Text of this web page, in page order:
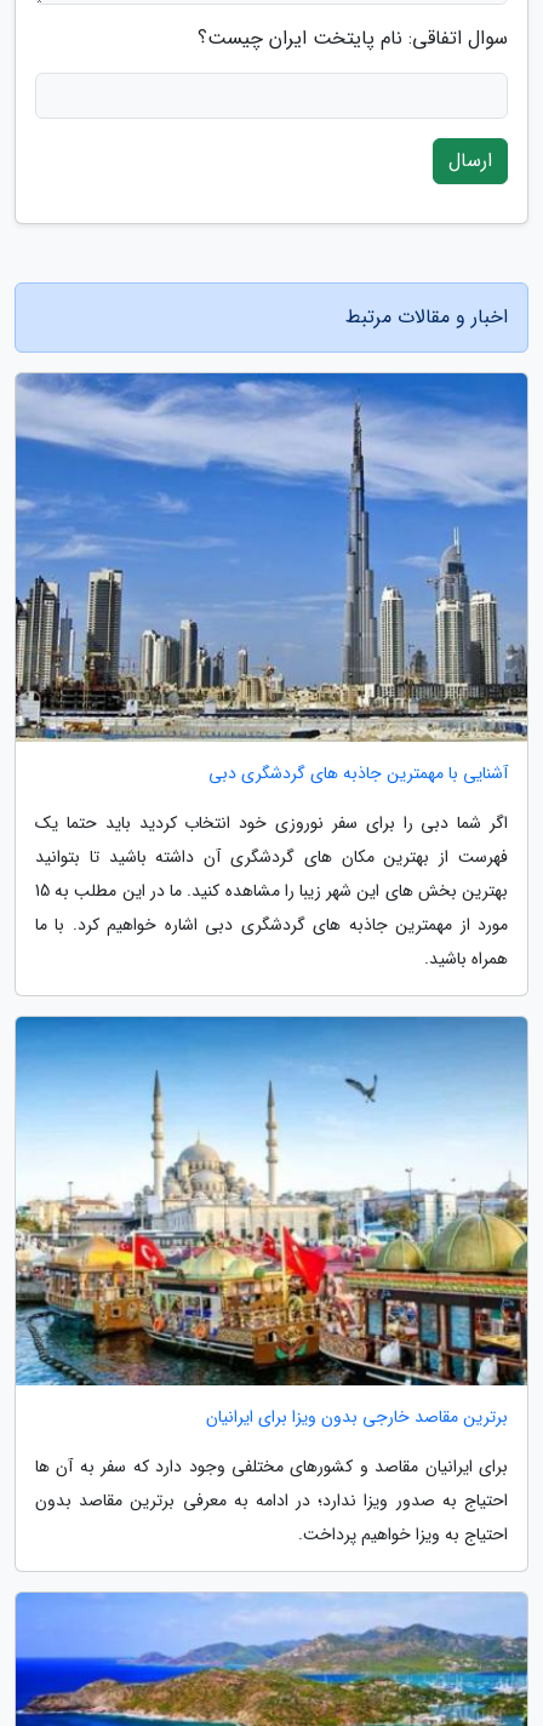
سوال اتفاقی: نام پایتخت ایران چیست؟
ارسال
اخبار و مقالات مرتبط
آشنایی با مهمترین جاذبه های گردشگری دبی
اگر شما دبی را برای سفر نوروزی خود انتخاب کردید باید حتما یک
فهرست از بهترین مکان های گردشگری آن داشته باشید تا بتوانید
بهترین بخش های این شهر زیبا را مشاهده کنید. ما در این مطلب به 15
مورد از مهمترین جاذبه های گردشگری دبی اشاره خواهیم کرد. با ما
همراه باشید.
برترین مقاصد خارجی بدون ویزا برای ایرانیان
برای ایرانیان مقاصد و کشورهای مختلفی وجود دارد که سفر به آن ها
احتیاج به صدور ویزا ندارد؛ در ادامه به معرفی برترین مقاصد بدون
احتیاج به ویزا خواهیم پرداخت.